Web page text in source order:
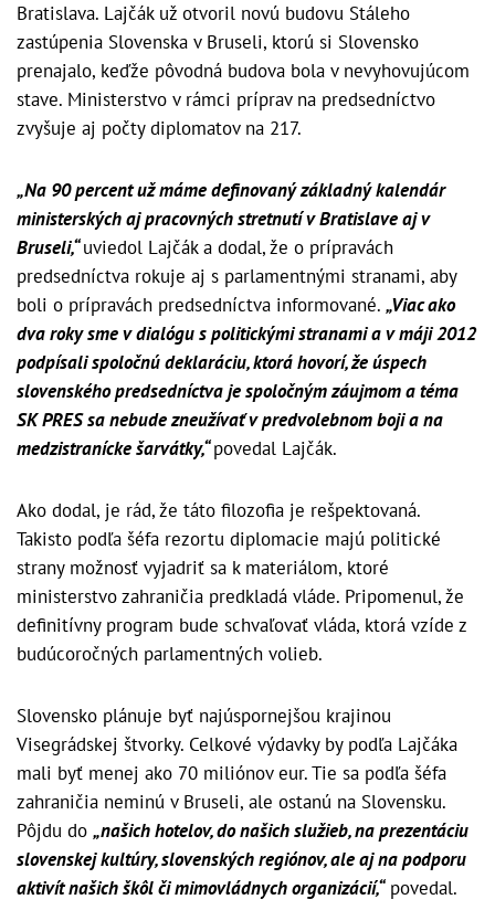
Bratislava. Lajčák už otvoril novú budovu Stáleho
zastúpenia Slovenska v Bruseli, ktorú si Slovensko
prenajalo, keďže pôvodná budova bola v nevyhovujúcom
stave. Ministerstvo v rámci príprav na predsedníctvo
zvyšuje aj počty diplomatov na 217.
„Na 90 percent už máme definovaný základný kalendár
ministerských aj pracovných stretnutí v Bratislave aj v
Bruseli,“uviedol Lajčák a dodal, že o prípravách
predsedníctva rokuje aj s parlamentnými stranami, aby
boli o prípravách predsedníctva informované. „Viac ako
dva roky sme v dialógu s politickými stranami a v máji 2012
podpísali spoločnú deklaráciu, ktorá hovorí, že úspech
slovenského predsedníctva je spoločným záujmom a téma
SK PRES sa nebude zneužívať v predvolebnom boji a na
medzistranícke šarvátky,“povedal Lajčák.
Ako dodal, je rád, že táto filozofia je rešpektovaná.
Takisto podľa šéfa rezortu diplomacie majú politické
strany možnosť vyjadriť sa k materiálom, ktoré
ministerstvo zahraničia predkladá vláde. Pripomenul, že
definitívny program bude schvaľovať vláda, ktorá vzíde z
budúcoročných parlamentných volieb.
Slovensko plánuje byť najúspornejšou krajinou
Visegrádskej štvorky. Celkové výdavky by podľa Lajčáka
mali byť menej ako 70 miliónov eur. Tie sa podľa šéfa
zahraničia neminú v Bruseli, ale ostanú na Slovensku.
Pôjdu do „našich hotelov, do našich služieb, na prezentáciu
slovenskej kultúry, slovenských regiónov, ale aj na podporu
aktivít našich škôl či mimovládnych organizácií,“povedal.